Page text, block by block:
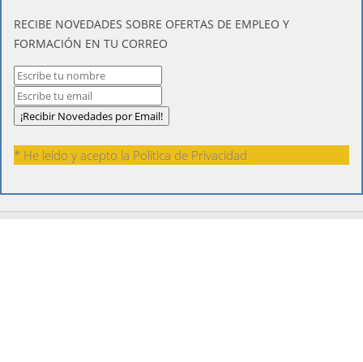
​RECIBE NOVEDADES SOBRE OFERTAS DE EMPLEO Y
FORMACIÓN EN TU CORREO
* He leído y acepto la Política de Privacidad